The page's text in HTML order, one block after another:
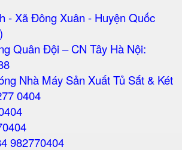
- Xã Đông Xuân - Huyện Quốc
Quân Đội – CN Tây Hà Nội:
Nhà Máy Sản Xuất Tủ Sắt & Két
0404
982770404